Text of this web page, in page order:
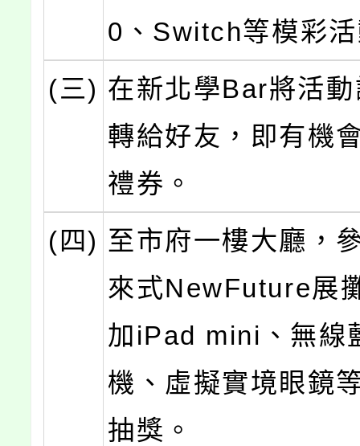
0、Switch等模彩
(三) 在新北學Bar將活
轉給好友，即有機
禮券。
(四) 至市府一樓大廳，
來式NewFuture展
加iPad mini、無線
機、虛擬實境眼鏡
抽獎。